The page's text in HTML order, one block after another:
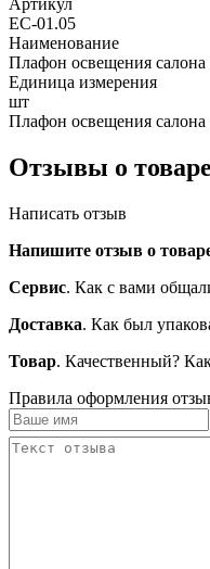
ЕС-01.05
Наименование
Плафон освещения
Единица измерения
шт
Плафон освещения
Отзывы о
Написать отзыв
Напишите отзыв о
Сервис. Как с вами
Доставка. Как был
Товар. Качественный?
Правила оформления